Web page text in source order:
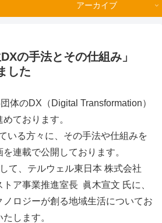
アーカイブ
の手法とその仕組み」
した
体のDX（Digital Transformation）
ております。
いる方々に、その手法や仕組みを
連載で公開しております。
て、テルウェル東日本 株式会社
ア事業推進室長 眞木宣文 氏に、
ノロジーが創る地域生活についてお
します。